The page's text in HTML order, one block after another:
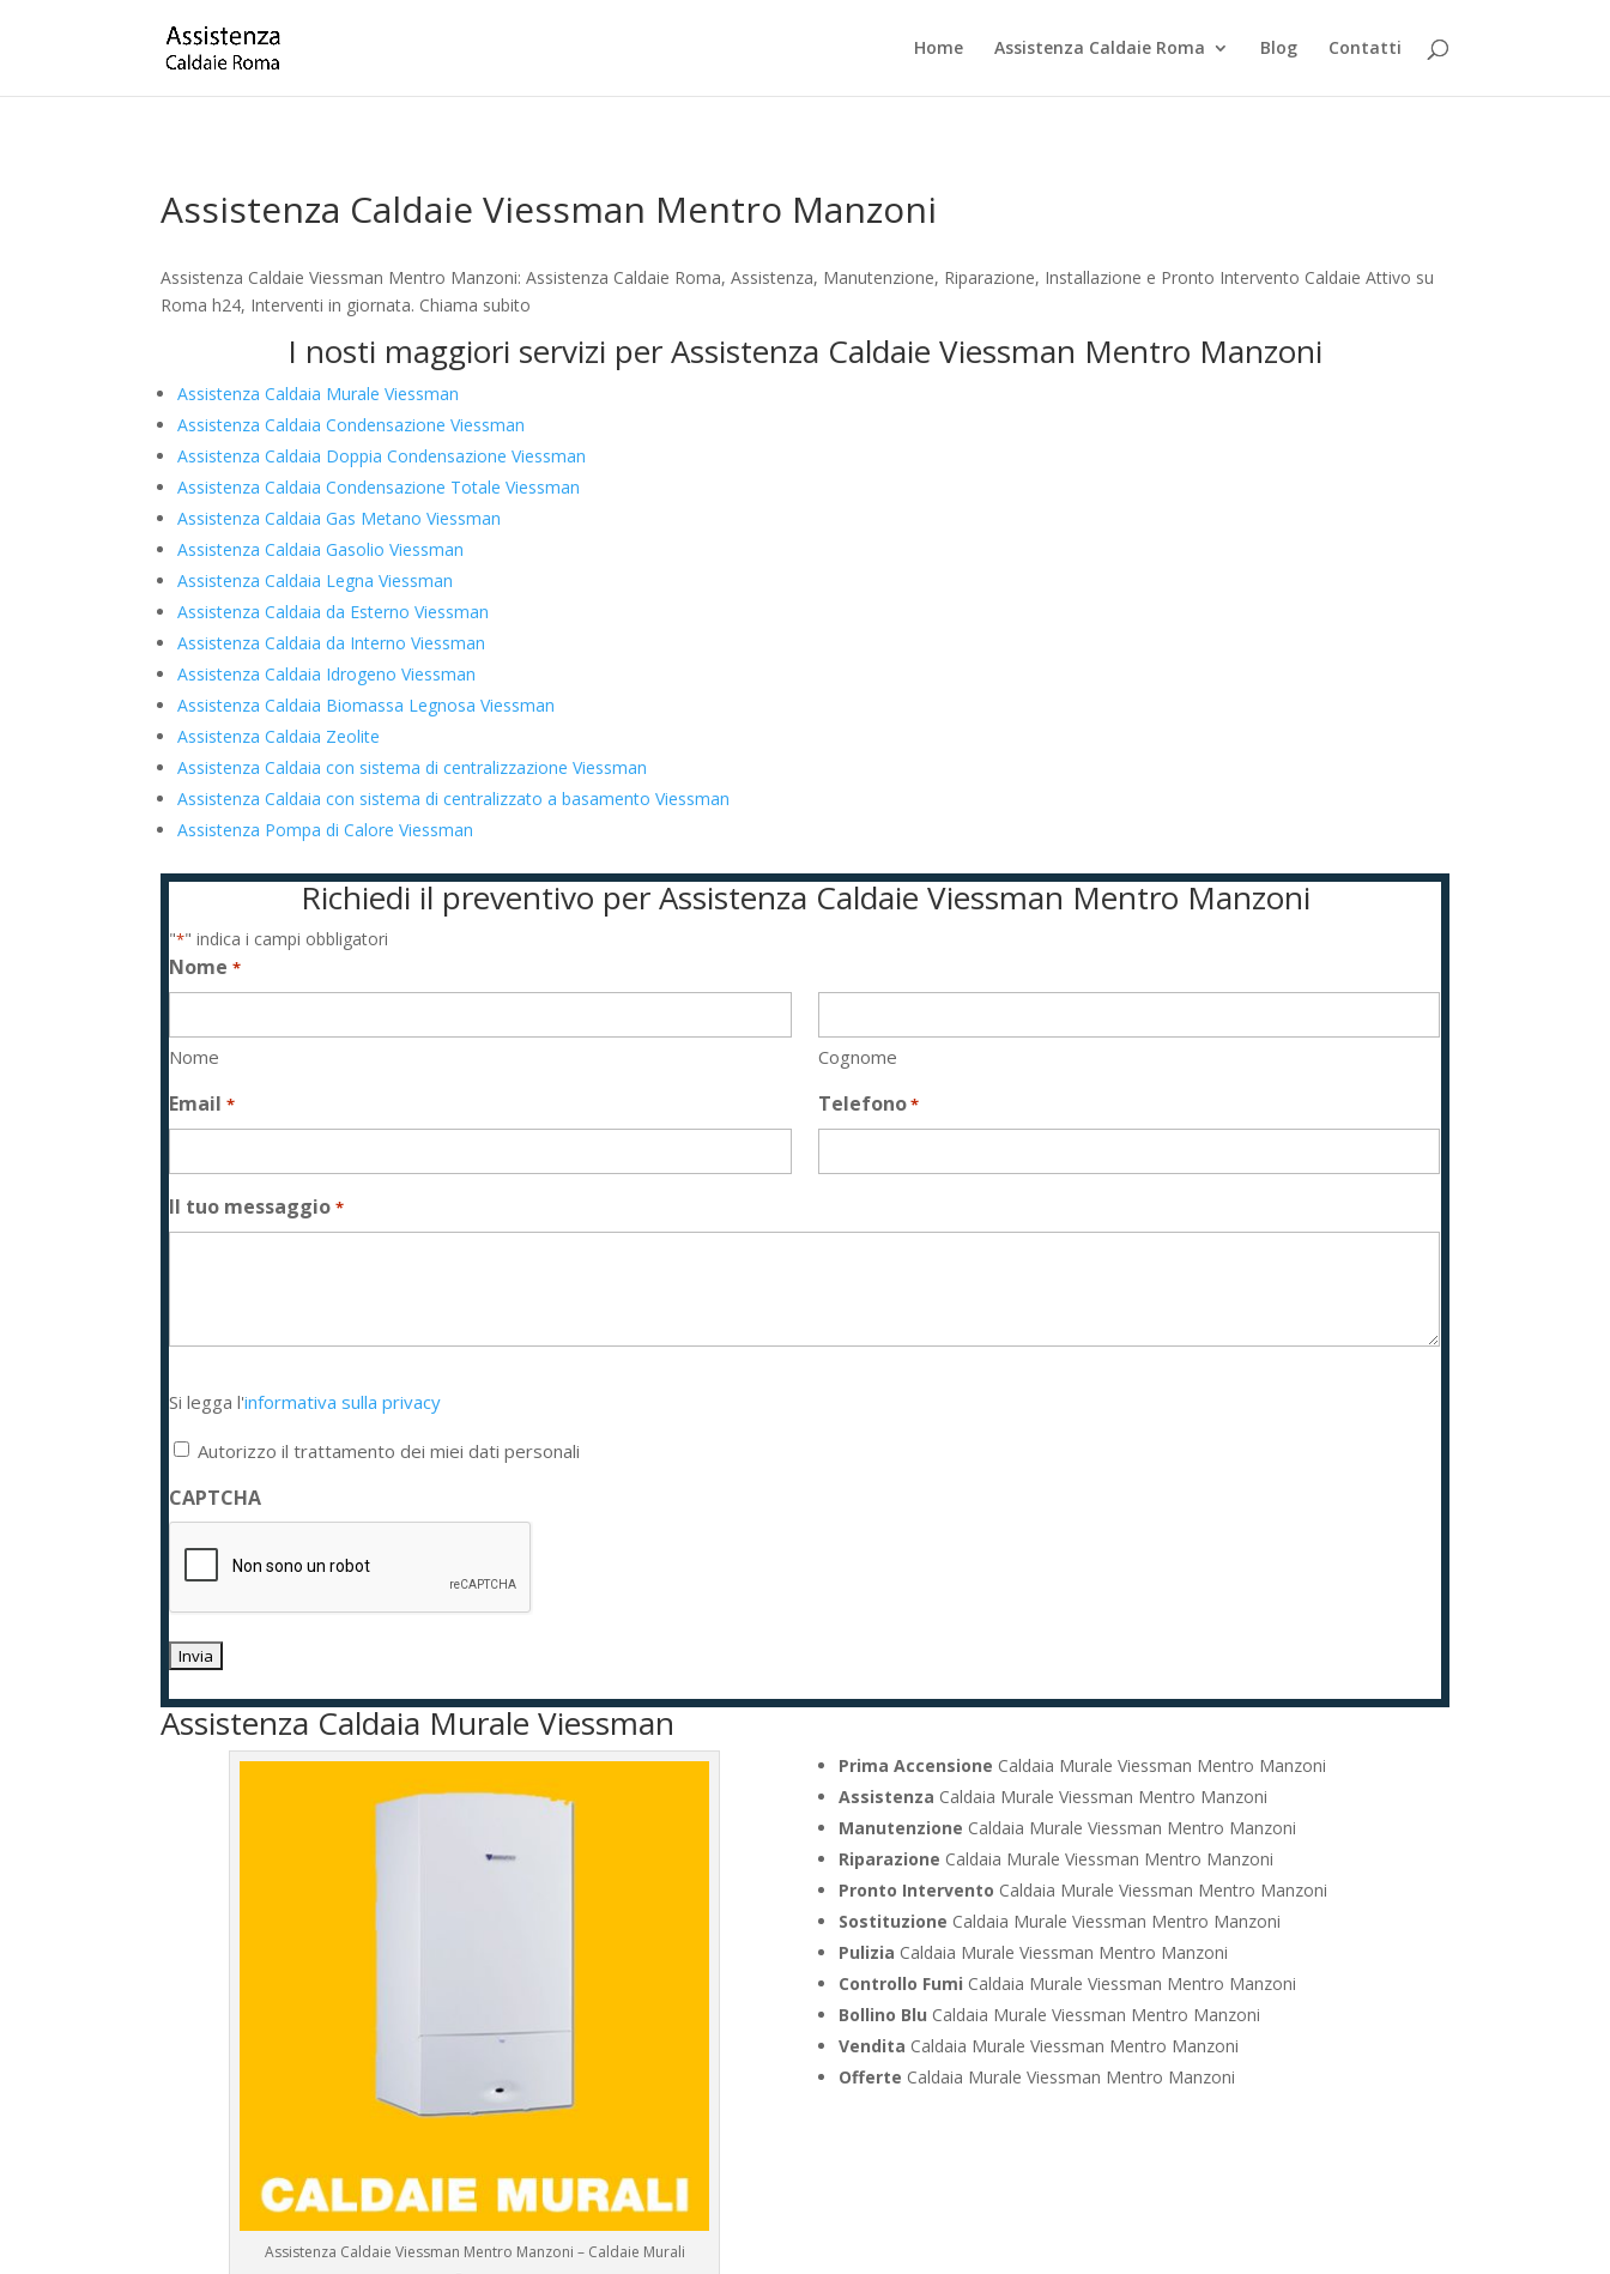
Home Assistenza Caldaie Roma Blog Contatti
Assistenza Caldaie Viessman Mentro Manzoni
Assistenza Caldaie Viessman Mentro Manzoni: Assistenza Caldaie Roma, Assistenza, Manutenzione, Riparazione, Installazione e Pronto Intervento Caldaie Attivo su
Roma h24, Interventi in giornata. Chiama subito
I nosti maggiori servizi per Assistenza Caldaie Viessman Mentro Manzoni
Assistenza Caldaia Murale Viessman
Assistenza Caldaia Condensazione Viessman
Assistenza Caldaia Doppia Condensazione Viessman
Assistenza Caldaia Condensazione Totale Viessman
Assistenza Caldaia Gas Metano Viessman
Assistenza Caldaia Gasolio Viessman
Assistenza Caldaia Legna Viessman
Assistenza Caldaia da Esterno Viessman
Assistenza Caldaia da Interno Viessman
Assistenza Caldaia Idrogeno Viessman
Assistenza Caldaia Biomassa Legnosa Viessman
Assistenza Caldaia Zeolite
Assistenza Caldaia con sistema di centralizzazione Viessman
Assistenza Caldaia con sistema di centralizzato a basamento Viessman
Assistenza Pompa di Calore Viessman
Richiedi il preventivo per Assistenza Caldaie Viessman Mentro Manzoni
"*" indica i campi obbligatori
Nome *
Nome Cognome
Email * Telefono*
Il tuo messaggio *
legga
l'informativa
privacy
*
Si legga l'informativa sulla privacy
Autorizzo il trattamento dei miei dati personali
CAPTCHA
Assistenza Caldaia Murale Viessman
Assistenza Caldaie Viessman Mentro Manzoni – Caldaie Murali
Prima Accensione Caldaia Murale Viessman Mentro Manzoni
Assistenza Caldaia Murale Viessman Mentro Manzoni
Manutenzione Caldaia Murale Viessman Mentro Manzoni
Riparazione Caldaia Murale Viessman Mentro Manzoni
Pronto Intervento Caldaia Murale Viessman Mentro Manzoni
Sostituzione Caldaia Murale Viessman Mentro Manzoni
Pulizia Caldaia Murale Viessman Mentro Manzoni
Controllo Fumi Caldaia Murale Viessman Mentro Manzoni
Bollino Blu Caldaia Murale Viessman Mentro Manzoni
Vendita Caldaia Murale Viessman Mentro Manzoni
Offerte Caldaia Murale Viessman Mentro Manzoni